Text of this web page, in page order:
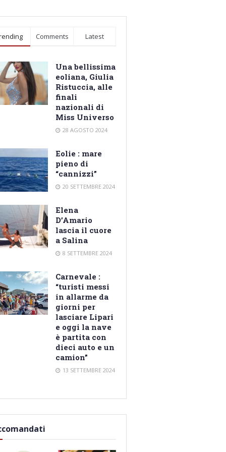
Comments Latest
Una bellissima
eoliana, Giulia
Ristuccia, alle
finali
nazionali di
Miss Universo
28 AGOSTO 2024
Eolie : mare
pieno di
“cannizzi”
20 SETTEMBRE 2024
Elena
D’Amario
lascia il cuore
a Salina
8 SETTEMBRE 2024
Carnevale :
“turisti messi
in allarme da
giorni per
lasciare Lipari
e oggi la nave
è partita con
dieci auto e un
camion”
13 SETTEMBRE 2024